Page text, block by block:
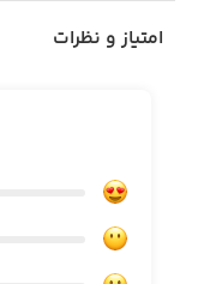
امتیاز و نظرات